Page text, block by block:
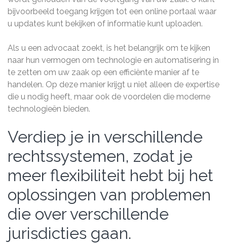
bijvoorbeeld toegang krijgen tot een online portaal waar
u updates kunt bekijken of informatie kunt uploaden.
Als u een advocaat zoekt, is het belangrijk om te kijken
naar hun vermogen om technologie en automatisering in
te zetten om uw zaak op een efficiënte manier af te
handelen. Op deze manier krijgt u niet alleen de expertise
die u nodig heeft, maar ook de voordelen die moderne
technologieën bieden.
Verdiep je in verschillende
rechtssystemen, zodat je
meer flexibiliteit hebt bij het
oplossingen van problemen
die over verschillende
jurisdicties gaan.